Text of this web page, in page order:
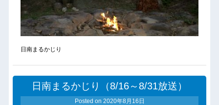
日南まるかじり
日南まるかじり（8/16～8/31放送）
Posted on 2020年8月16日